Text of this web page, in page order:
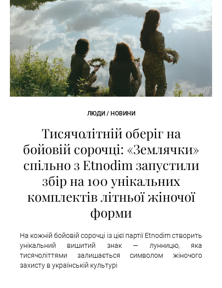
ЛЮДИ / НОВИНИ
Тисячолітній оберіг на
бойовій сорочці: «Землячки»
спільно з Etnodim запустили
збір на 100 унікальних
комплектів літньої жіночої
форми
На кожній бойовій сорочці із цієї партії Etnodim створить
унікальний вишитий знак — лунницю, яка
тисячоліттями залишається символом жіночого
захисту в українській культурі